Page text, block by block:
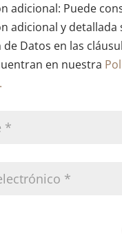
adicional: Puede
adicional y detallada
Datos en las
en nuestra